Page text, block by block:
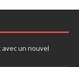
avec un nouvel